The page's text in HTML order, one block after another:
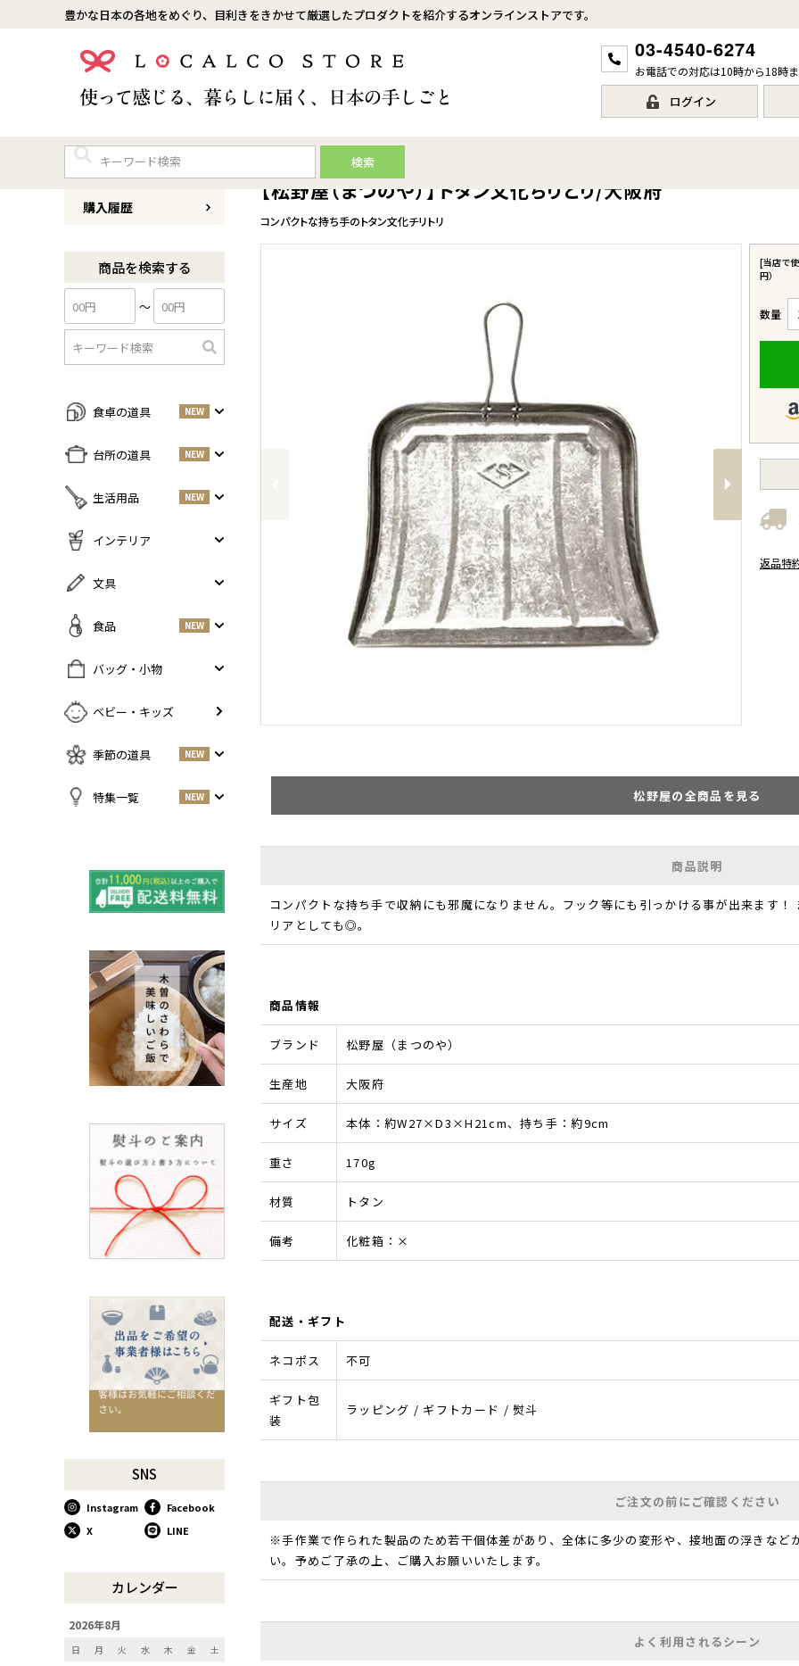
豊かな日本の各地をめぐり、目利きをきかせて厳選したプロダクトを紹介するオンラインストアです。
03-4540-6274
お電話での対応は10時から18時
ログイン
検索
購入履歴
商品を検索する
〜
検
食卓の道具 NEW
すべての商品をみる
丼・小鉢
グラス・タンブラー
NEW
トレイ・コースター・鍋しき
お弁当グッズ
ポット・鉄瓶
台所の道具 NEW
すべての商品をみる
鍋・フライパン
NEW
調理器具
保存容器
その他キッチンツール
生活用品 NEW
すべての商品をみる
美容ケア
NEW
インテリア
すべての商品をみる
香・ろうそく
文具
すべての商品をみる
PCアクセサリー
食品 NEW
すべての商品を見る
コーヒー NEW
NEW
バッグ・小物
すべての商品をみる
名刺入れ・カードケース
ベビー・キッズ
季節の道具 NEW
すべての商品をみる
秋
特集一覧 NEW
よくある質問〈ほうき
全般〉
NEW
方
棕櫚箒と江戸箒の違い NEW
江戸箒の特徴 NEW
棕櫚箒の特徴 NEW
箒で見直す暮らしの基
準
NEW
ノスタルジックな肥前びーど
SUSgalleryと過ごす至福の時
千切りピーラーで仕込んでみ
星座マグでくつろぎのひとと
コーヒーミルで格別な1杯を
味わう
行平鍋があればたいていのこ
とは大丈夫。
馬毛歯ブラシがオススメな理
お祝い事に欠かせない「ミニ
使い込んで育てる道具、卵焼
き鍋
リンゴのための魅せるナイフ
『pomme』
「毎日納豆を食べていま
てほしい山只華陶苑の納豆鉢
SNS
Instagram
Facebook
X
LINE
カレンダー
2026年8月
日 月 火 水 木 金
土
Previous
コンパクトな持ち手のトタン文化チリトリ
【松野屋（まつのや）】トタン文化ちりとり/大阪府
0053CL0002F80
[当店で
円）
返品特
松野屋の全商品を見る
商品説明
コンパクトな持ち手で収納にも邪魔になりません。フック等にも引っかける事が出来ます
リアとしても◎。
商品情報
ブランド 松野屋（まつのや）
生産地 大阪府
サイズ 本体：約W27×D3×H21cm、持ち手：約9cm
重さ 170g
材質 トタン
備考 化粧箱：×
配送・ギフト
ネコポス 不可
ギフト包
装
ラッピング / ギフトカード / 熨斗
ご注文の前にご確認ください
※手作業で作られた製品のため若干個体差があり、全体に多少の変形や、接地面の浮きなど
い。予めご了承の上、ご購入お願いいたします。
よく利用されるシーン